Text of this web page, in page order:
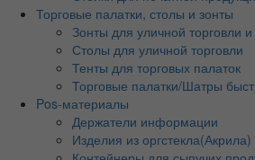
Торговые палатки, столы и зонты
Зонты для уличной торговли
Столы для уличной торговли
Тенты для торговых палаток
Торговые палатки/Шатры
Pos-материалы
Держатели информации
Изделия из